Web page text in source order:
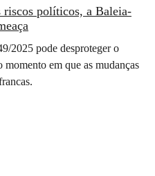
políticos, a Baleia-
2025 pode desproteger o
em que as mudanças